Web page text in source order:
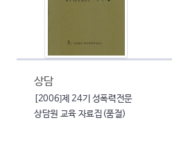
상담
[2006]제 24기 성폭력전문
상담원 교육 자료집(품절)